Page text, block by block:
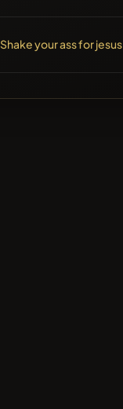
Shake your ass for jesus